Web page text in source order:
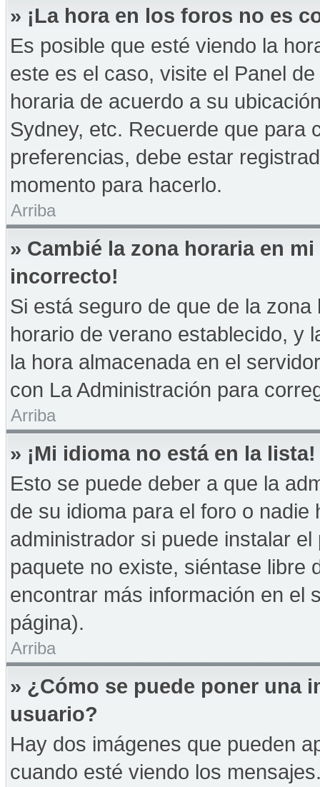
» ¡La hora en los foros no es
Es posible que esté viendo la
este es el caso, visite el Panel
horaria de acuerdo a su
Sydney, etc. Recuerde que para
preferencias, debe estar
momento para hacerlo.
Arriba
» Cambié la zona horaria en
incorrecto!
Si está seguro de que de la
horario de verano establecido, y
la hora almacenada en el
con La Administración para
Arriba
» ¡Mi idioma no está en la lista!
Esto se puede deber a que la
de su idioma para el foro o
administrador si puede instalar
paquete no existe, siéntase libre
encontrar más información en el
página).
Arriba
» ¿Cómo se puede poner una
usuario?
Hay dos imágenes que pueden
cuando esté viendo los